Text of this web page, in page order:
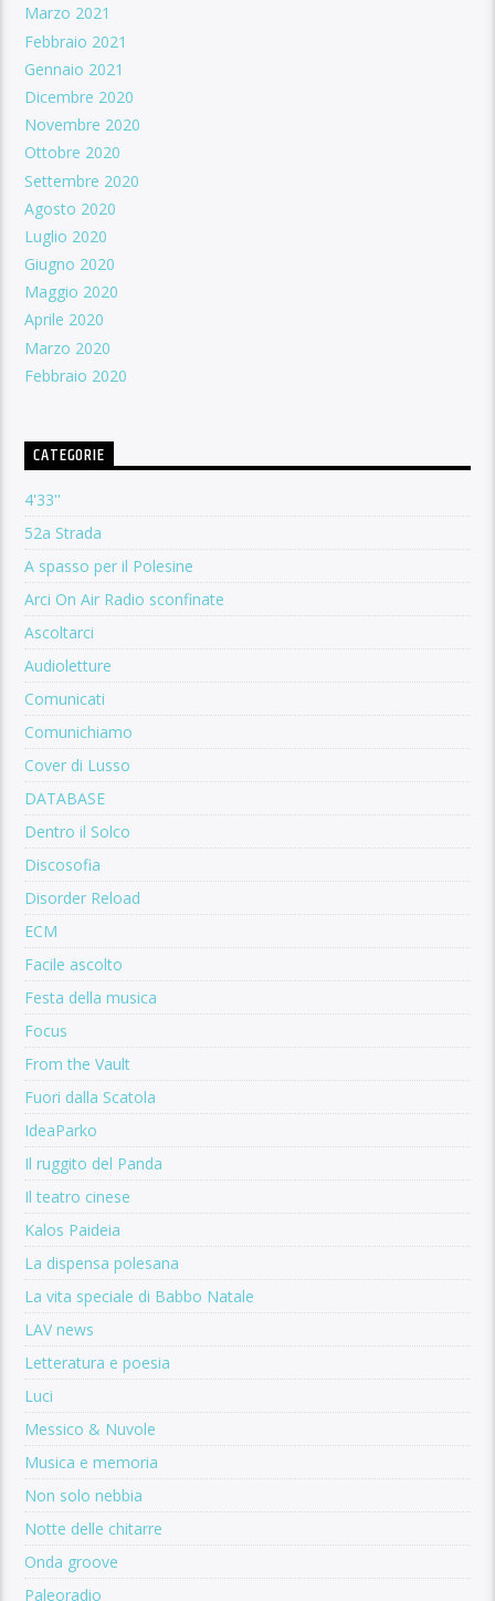
Marzo 2021
Febbraio 2021
Gennaio 2021
Dicembre 2020
Novembre 2020
Ottobre 2020
Settembre 2020
Agosto 2020
Luglio 2020
Giugno 2020
Maggio 2020
Aprile 2020
Marzo 2020
Febbraio 2020
CATEGORIE
4'33''
52a Strada
A spasso per il Polesine
Arci On Air Radio sconfinate
Ascoltarci
Audioletture
Comunicati
Comunichiamo
Cover di Lusso
DATABASE
Dentro il Solco
Discosofia
Disorder Reload
ECM
Facile ascolto
Festa della musica
Focus
From the Vault
Fuori dalla Scatola
IdeaParko
Il ruggito del Panda
Il teatro cinese
Kalos Paideia
La dispensa polesana
La vita speciale di Babbo Natale
LAV news
Letteratura e poesia
Luci
Messico & Nuvole
Musica e memoria
Non solo nebbia
Notte delle chitarre
Onda groove
Paleoradio